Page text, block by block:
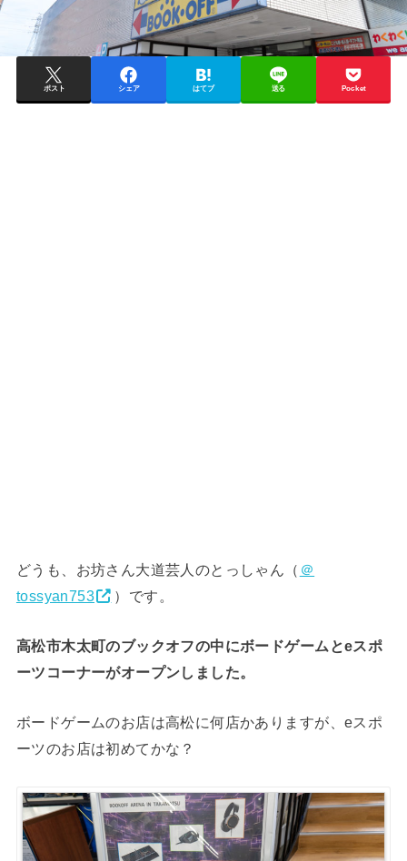
ポスト シェア はてブ 送る Pocket
どうも、お坊さん大道芸人のとっしゃん（ ＠
tossyan753
）です。
高松市木太町のブックオフの中にボードゲームとeスポ
ーツコーナーがオープンしました。
ボードゲームのお店は高松に何店かありますが、eスポ
ーツのお店は初めてかな？